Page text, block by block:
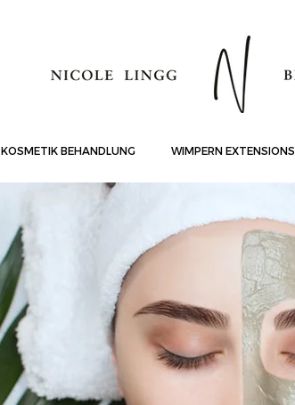
KOSMETIK BEHANDLUNG WIMPERN EXTENSIONS